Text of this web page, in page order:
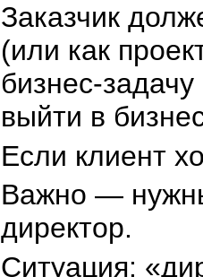
Заказчик
(или как
бизнес-
выйти в
Если клиент
Важно —
директор.
Ситуация: